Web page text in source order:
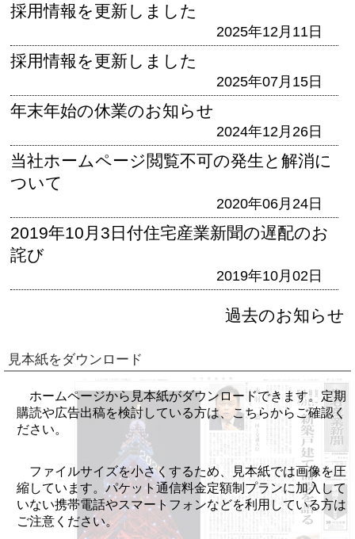
採用情報を更新しました
2025年12月11日
採用情報を更新しました
2025年07月15日
年末年始の休業のお知らせ
2024年12月26日
当社ホームページ閲覧不可の発生と解消に
ついて
2020年06月24日
2019年10月3日付住宅産業新聞の遅配のお
詫び
2019年10月02日
過去のお知らせ
見本紙をダウンロード
ホームページから見本紙がダウンロードできます。定期
購読や広告出稿を検討している方は、こちらからご確認く
ださい。
ファイルサイズを小さくするため、見本紙では画像を圧
縮しています。パケット通信料金定額制プランに加入して
いない携帯電話やスマートフォンなどを利用している方は
ご注意ください。